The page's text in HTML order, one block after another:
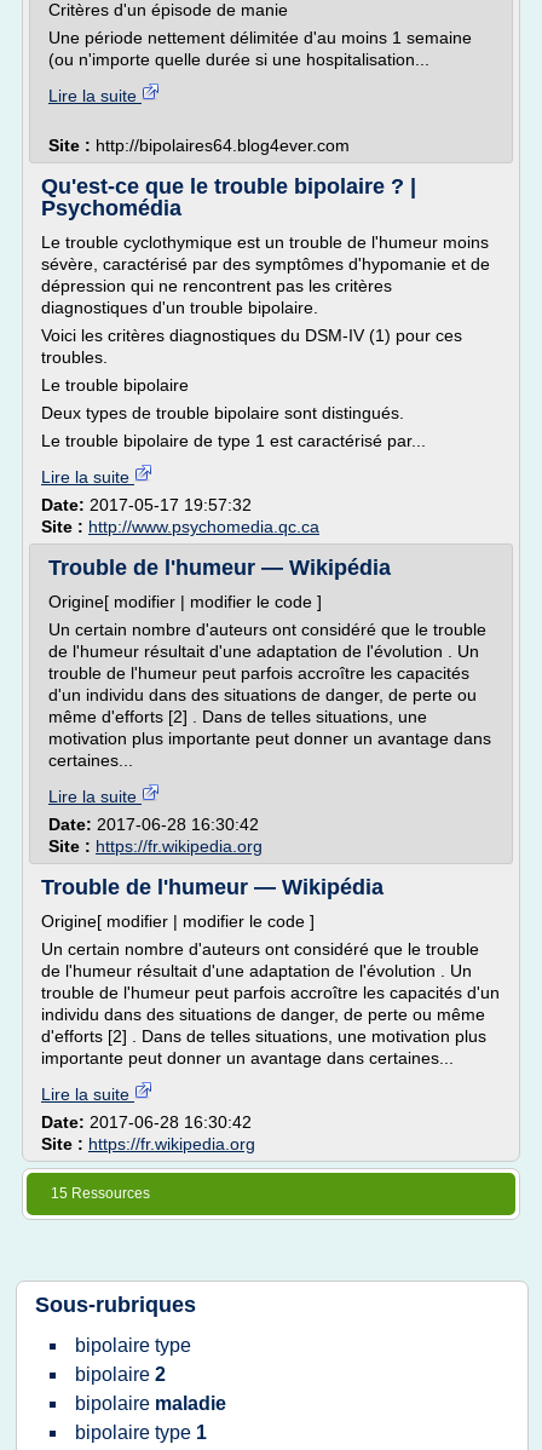
Critères d'un épisode de manie
Une période nettement délimitée d'au moins 1 semaine
(ou n'importe quelle durée si une hospitalisation...
Lire la suite
Site : http://bipolaires64.blog4ever.com
Qu'est-ce que le trouble bipolaire ? |
Psychomédia
Le trouble cyclothymique est un trouble de l'humeur moins
sévère, caractérisé par des symptômes d'hypomanie et de
dépression qui ne rencontrent pas les critères
diagnostiques d'un trouble bipolaire.
Voici les critères diagnostiques du DSM-IV (1) pour ces
troubles.
Le trouble bipolaire
Deux types de trouble bipolaire sont distingués.
Le trouble bipolaire de type 1 est caractérisé par...
Lire la suite
Date: 2017-05-17 19:57:32
Site : http://www.psychomedia.qc.ca
Trouble de l'humeur — Wikipédia
Origine[ modifier | modifier le code ]
Un certain nombre d'auteurs ont considéré que le trouble
de l'humeur résultait d'une adaptation de l'évolution . Un
trouble de l'humeur peut parfois accroître les capacités
d'un individu dans des situations de danger, de perte ou
même d'efforts [2] . Dans de telles situations, une
motivation plus importante peut donner un avantage dans
certaines...
Lire la suite
Date: 2017-06-28 16:30:42
Site : https://fr.wikipedia.org
Trouble de l'humeur — Wikipédia
Origine[ modifier | modifier le code ]
Un certain nombre d'auteurs ont considéré que le trouble
de l'humeur résultait d'une adaptation de l'évolution . Un
trouble de l'humeur peut parfois accroître les capacités d'un
individu dans des situations de danger, de perte ou même
d'efforts [2] . Dans de telles situations, une motivation plus
importante peut donner un avantage dans certaines...
Lire la suite
Date: 2017-06-28 16:30:42
Site : https://fr.wikipedia.org
15 Ressources
Sous-rubriques
bipolaire type
bipolaire 2
bipolaire maladie
bipolaire type 1